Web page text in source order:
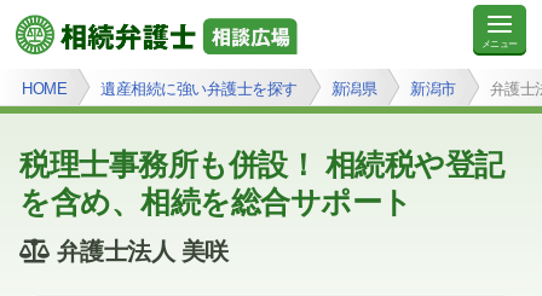
HOME 遺産相続に強い弁護士を探す 新潟県 新潟市 弁護士
税理士事務所も併設！ 相続税や登記
を含め、相続を総合サポート
弁護士法人 美咲